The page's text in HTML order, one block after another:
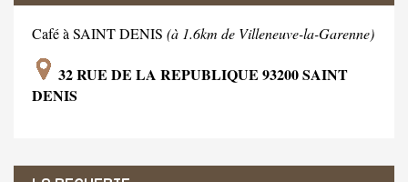
Café à SAINT DENIS (à 1.6km de Villeneuve-la-Garenne)
32 RUE DE LA REPUBLIQUE 93200 SAINT
DENIS